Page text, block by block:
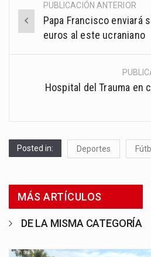
Post
navigation
PUBLICACIÓN ANTERIOR
Papa Francisco enviará
euros al este ucraniano
Hospital del Trauma en
Posted in: Deportes
MÁS ARTÍCULOS
DE LA MISMA CATEGORÍA